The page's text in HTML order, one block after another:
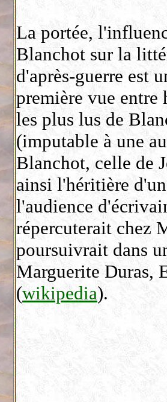
La portée,
Blanchot sur la
d'après-guerre est
première vue entre
les plus lus de
(imputable à une
Blanchot, celle de
ainsi l'héritière
l'audience
répercuterait chez
poursuivrait dans
Marguerite Duras,
(wikipedia).